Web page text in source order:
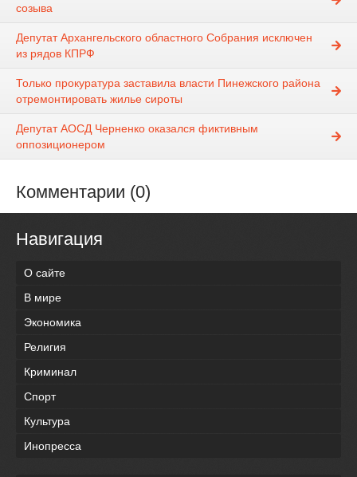
созыва
Депутат Архангельского областного Собрания исключен
из рядов КПРФ
Только прокуратура заставила власти Пинежского района
отремонтировать жилье сироты
Депутат АОСД Черненко оказался фиктивным
оппозиционером
Комментарии (0)
Навигация
О сайте
В мире
Экономика
Религия
Криминал
Спорт
Культура
Инопресса